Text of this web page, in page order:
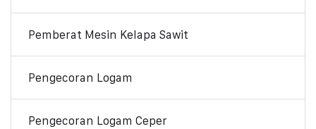
Pemberat Mesin Kelapa Sawit
Pengecoran Logam
Pengecoran Logam Ceper